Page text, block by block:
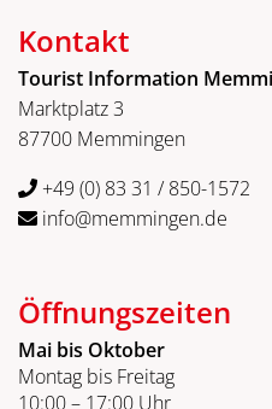
Kontakt
Tourist Information
Marktplatz 3
87700 Memmingen
+49 (0) 83 31 / 850-1572
info@memmingen.de
Öffnungszeiten
Mai bis Oktober
Montag bis Freitag
10:00 – 17:00 Uhr